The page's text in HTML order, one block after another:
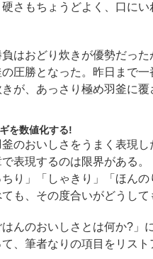
さもちょうどよく、口に
はおどり炊きが優勢だった
圧勝となった。昨日まで一
きが、あっさり極め羽釜に
を数値化する!
のおいしさをうまく表現し
表現するのは限界がある。
り」「しゃきり」「ほん
も、その度合いがどうして
んのおいしさとは何か?」
、筆者なりの項目をリスト